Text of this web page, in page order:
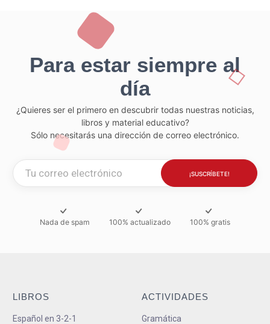
Para estar siempre al
día
¿Quieres ser el primero en descubrir todas nuestras noticias,
libros y material educativo?
Sólo necesitarás una dirección de correo electrónico.
Nada de spam 100% actualizado 100% gratis
LIBROS
Español en 3-2-1
ACTIVIDADES
Gramática